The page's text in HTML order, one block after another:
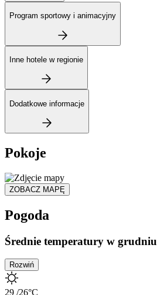
Program sportowy i animacyjny
Inne hotele w regionie
Dodatkowe informacje
Pokoje
ZOBACZ MAPĘ
Pogoda
Średnie temperatury w grudniu
Rozwiń
29 /26°C